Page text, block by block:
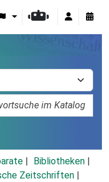
Bibliotheken
Zeitschriften